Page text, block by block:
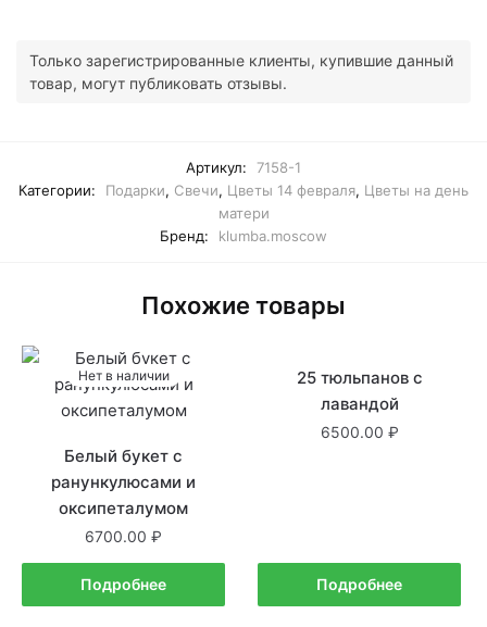
Только зарегистрированные клиенты, купившие данный
товар, могут публиковать отзывы.
Артикул:
7158-1
Категории:
Подарки, Свечи, Цветы 14 февраля, Цветы на день
матери
Бренд:
klumba.moscow
Похожие товары
Нет в наличии
Белый букет с
ранункулюсами и
оксипеталумом
6700.00
Подробнее
Нет в наличии
25 тюльпанов с
лавандой
6500.00
Подробнее